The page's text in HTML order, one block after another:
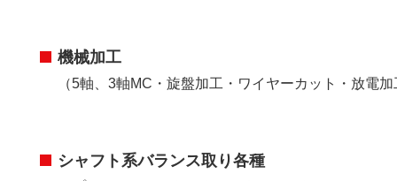
機械加工
（5軸、3軸MC・旋盤加工・ワイヤーカット・放電加
シャフト系バランス取り各種